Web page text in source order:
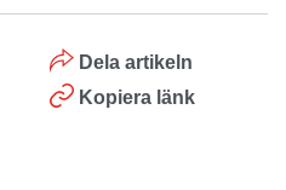
Dela artikeln
Kopiera länk